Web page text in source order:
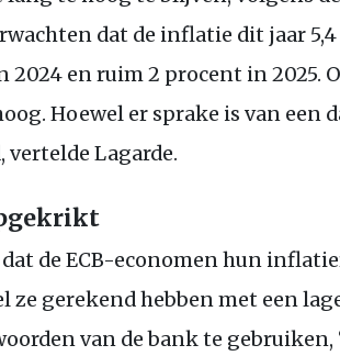
dat de inflatie dit jaar
2024 en ruim 2 procent in 2025.
Hoewel er sprake is van een
Lagarde.
de ECB-economen hun
gerekend hebben met een
van de bank te